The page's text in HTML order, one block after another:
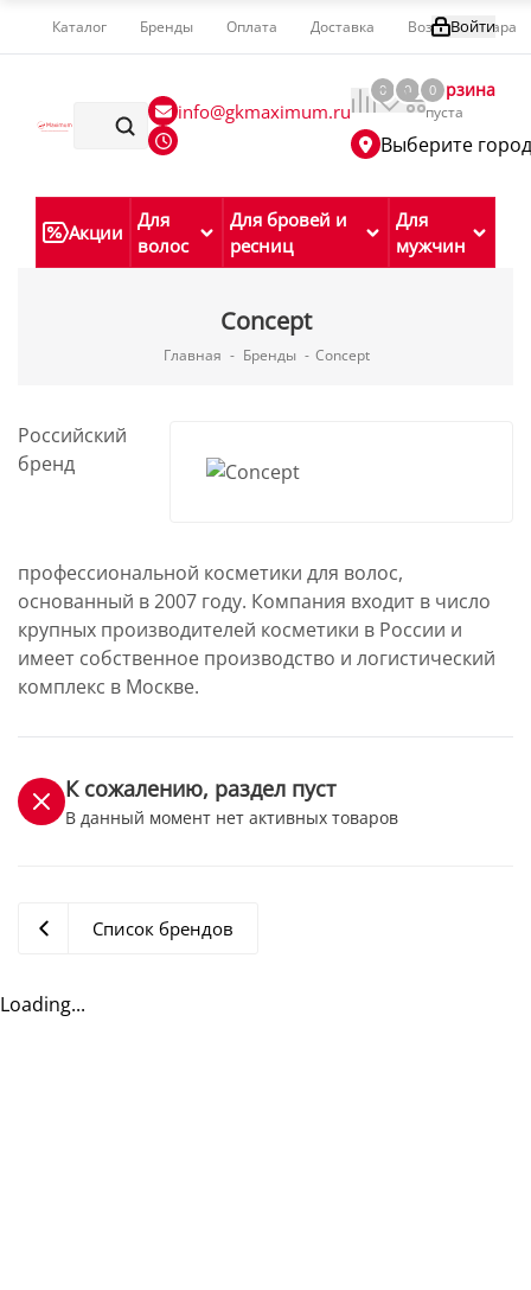
Каталог Бренды Оплата Доставка Возврат товара
Войти
info@gkmaximum.ru
0 0 0
Корзина
пуста
Выберите город
Акции
Для
волос
Для бровей и
ресниц
Для
мужчин
Concept
Главная - Бренды - Concept
Российский
бренд
профессиональной косметики для волос,
основанный в 2007 году. Компания входит в число
крупных производителей косметики в России и
имеет собственное производство и логистический
комплекс в Москве.
К сожалению, раздел пуст
В данный момент нет активных товаров
Список брендов
Loading...